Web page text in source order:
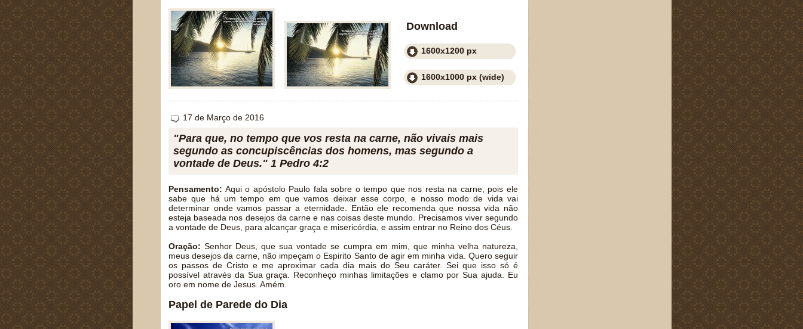
Download
1600x1200 px
1600x1000 px (wide)
17 de Março de 2016
"Para que, no tempo que vos resta na carne, não vivais mais
segundo as concupiscências dos homens, mas segundo a
vontade de Deus." 1 Pedro 4:2
Pensamento: Aqui o apóstolo Paulo fala sobre o tempo que nos resta na carne, pois ele
sabe que há um tempo em que vamos deixar esse corpo, e nosso modo de vida vai
determinar onde vamos passar a eternidade. Então ele recomenda que nossa vida não
esteja baseada nos desejos da carne e nas coisas deste mundo. Precisamos viver segundo
a vontade de Deus, para alcançar graça e misericórdia, e assim entrar no Reino dos Céus.
Oração: Senhor Deus, que sua vontade se cumpra em mim, que minha velha natureza,
meus desejos da carne, não impeçam o Espirito Santo de agir em minha vida. Quero seguir
os passos de Cristo e me aproximar cada dia mais do Seu caráter. Sei que isso só é
possível através da Sua graça. Reconheço minhas limitações e clamo por Sua ajuda. Eu
oro em nome de Jesus. Amém.
Papel de Parede do Dia